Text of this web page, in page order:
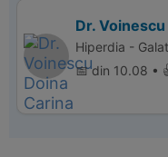
Dr.
Hiperdia -
📅 din 10.08 •